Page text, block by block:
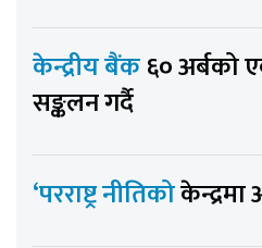
केन्द्रीय बैंक६० अर्बको
सङ्कलन गर्दै
‘परराष्ट्र नीतिको